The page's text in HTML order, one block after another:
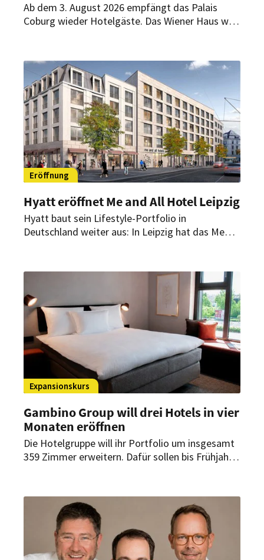
Ab dem 3. August 2026 empfängt das Palais
Coburg wieder Hotelgäste. Das Wiener Haus wird
geführt.
Eröffnung
Hyatt eröffnet Me and All Hotel Leipzig
Hyatt baut sein Lifestyle-Portfolio in
Deutschland weiter aus: In Leipzig hat das Me
das neunte in Europa.
Expansionskurs
Gambino Group will drei Hotels in vier
Monaten eröffnen
Die Hotelgruppe will ihr Portfolio um insgesamt
359 Zimmer erweitern. Dafür sollen bis Frühjahr
Unternehmens kommen dabei zum Einsatz.